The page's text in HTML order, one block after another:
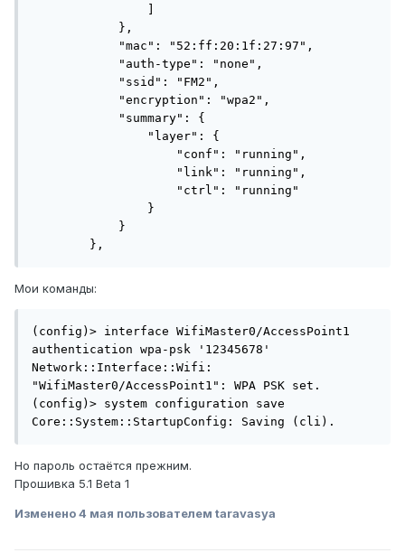
},
"mac": "52:ff:20:1f:27:97",
"auth-type": "none",
"ssid": "FM2",
"encryption": "wpa2",
"summary": {
"layer": {
"conf": "running",
"link": "running",
"ctrl": "running"
}
}
},
Мои команды:
(config)> interface WifiMaster0/AccessPoint1
authentication wpa-psk '12345678'
Network::Interface::Wifi:
"WifiMaster0/AccessPoint1": WPA PSK set.
(config)> system configuration save
Core::System::StartupConfig: Saving (cli).
Но пароль остаётся прежним.
Прошивка 5.1 Beta 1
Изменено4 мая пользователем taravasya